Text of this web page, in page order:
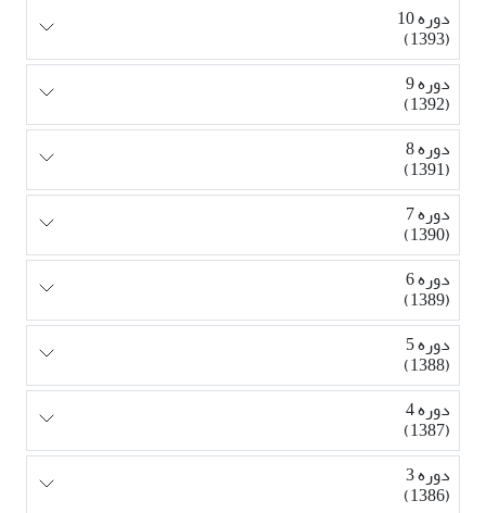
دوره 10
(1393)
دوره 9
(1392)
دوره 8
(1391)
دوره 7
(1390)
دوره 6
(1389)
دوره 5
(1388)
دوره 4
(1387)
دوره 3
(1386)